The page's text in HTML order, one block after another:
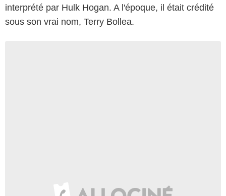
interprété par Hulk Hogan. A l'époque, il était crédité
sous son vrai nom, Terry Bollea.